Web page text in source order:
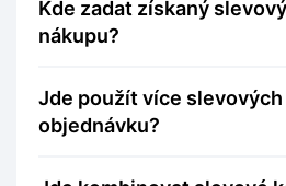
Kde zadat získaný slevový kód při
nákupu?
Jde použít více slevových kódu na jednu
objednávku?